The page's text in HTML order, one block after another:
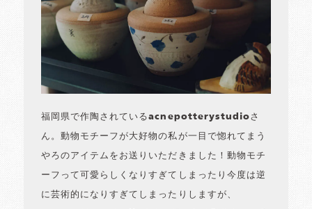
福岡県で作陶されているacnepotterystudioさ
ん。動物モチーフが大好物の私が一目で惚れてまう
やろのアイテムをお送りいただきました！動物モチ
ーフって可愛らしくなりすぎてしまったり今度は逆
に芸術的になりすぎてしまったりしますが、